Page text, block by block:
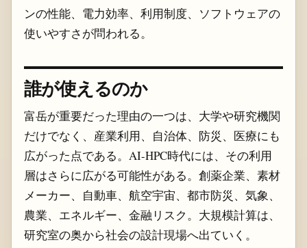
ンの性能、電力効率、利用制度、ソフトウェアの
使いやすさが問われる。
誰が使えるのか
富岳が重要だった理由の一つは、大学や研究機関
だけでなく、産業利用、自治体、防災、医療にも
広がった点である。AI-HPC時代には、その利用
層はさらに広がる可能性がある。創薬企業、素材
メーカー、自動車、航空宇宙、都市防災、気象、
農業、エネルギー、金融リスク。大規模計算は、
研究室の奥から社会の設計現場へ出ていく。